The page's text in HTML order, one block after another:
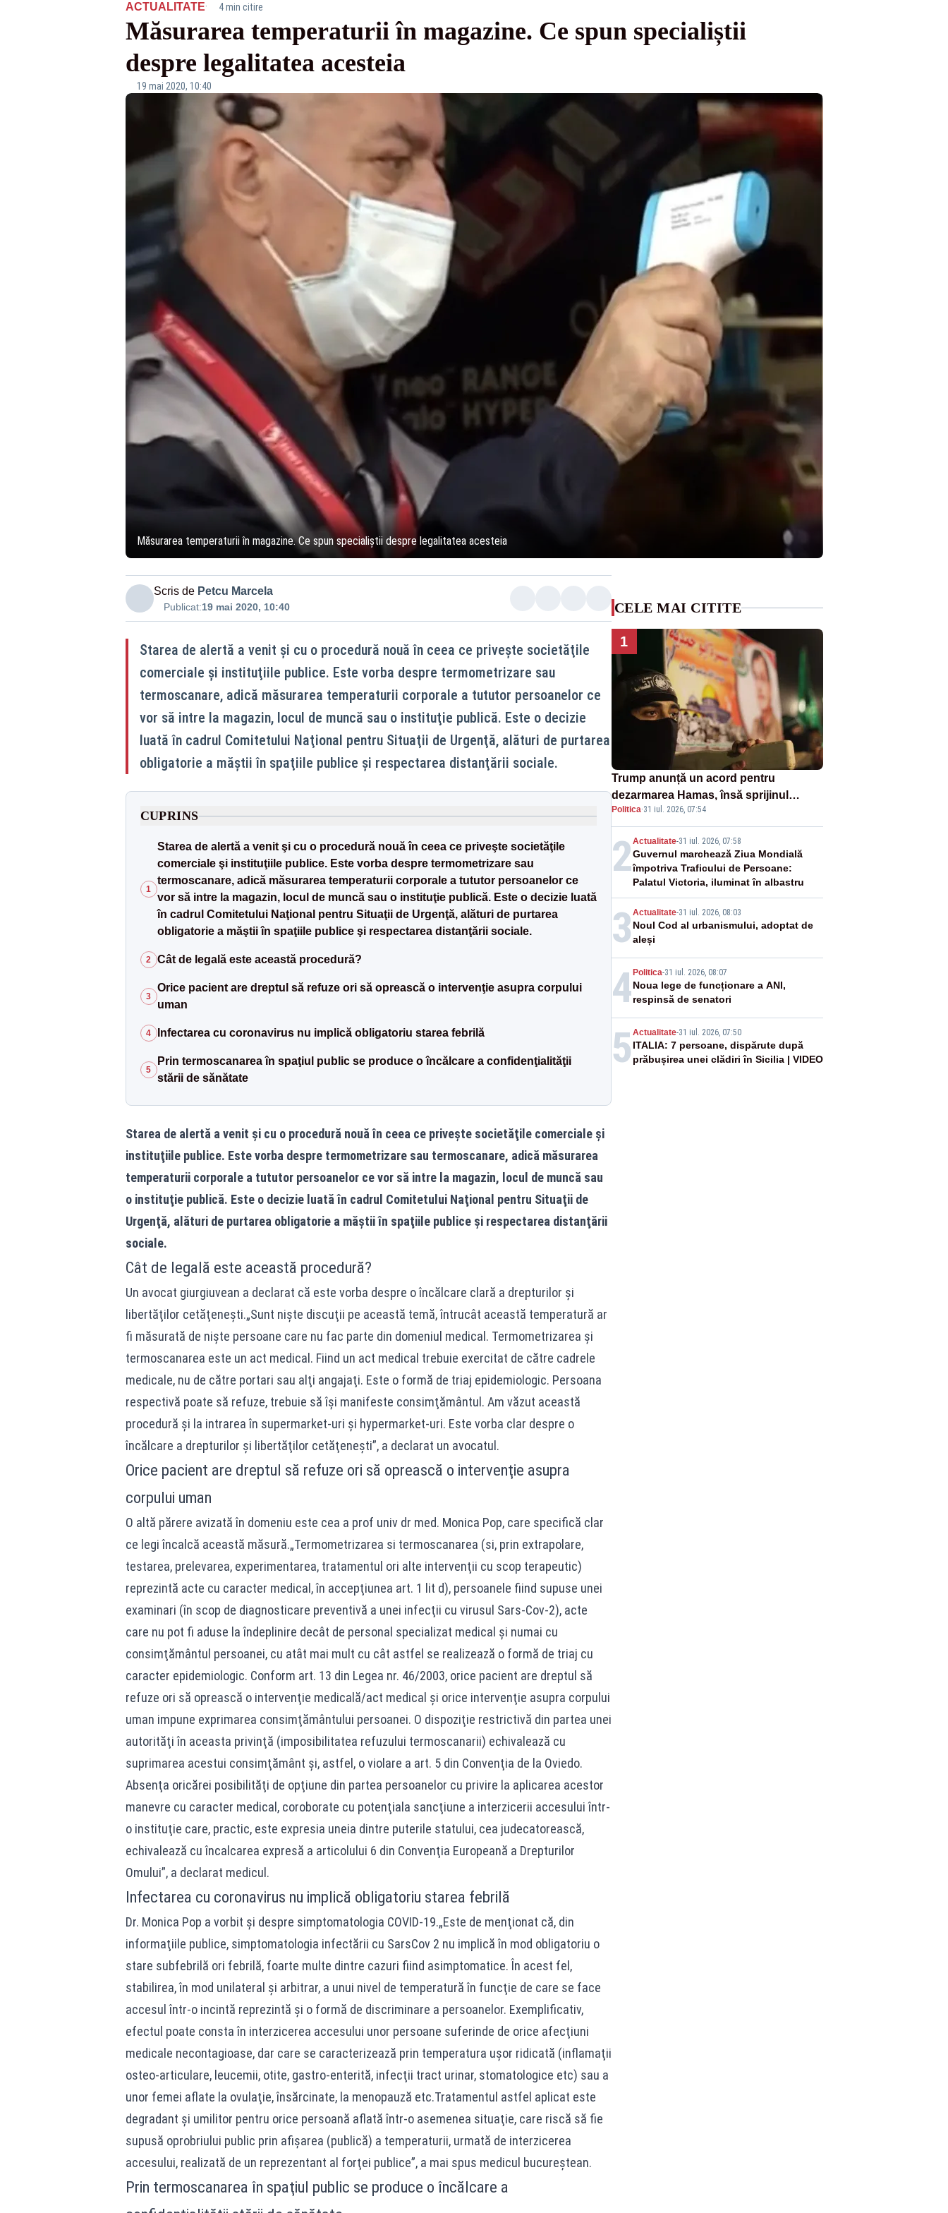
ACTUALITATE· 4 min citire
Măsurarea temperaturii în magazine. Ce spun specialiștii
despre legalitatea acesteia
19 mai 2020, 10:40
Măsurarea temperaturii în magazine. Ce spun specialiștii despre legalitatea acesteia
Scris de Petcu Marcela
Publicat:19 mai 2020, 10:40
Starea de alertă a venit şi cu o procedură nouă în ceea ce priveşte societăţile
comerciale şi instituţiile publice. Este vorba despre termometrizare sau
termoscanare, adică măsurarea temperaturii corporale a tututor persoanelor ce
vor să intre la magazin, locul de muncă sau o instituţie publică. Este o decizie
luată în cadrul Comitetului Naţional pentru Situaţii de Urgenţă, alături de purtarea
obligatorie a măştii în spaţiile publice şi respectarea distanţării sociale.
CUPRINS
1
Starea de alertă a venit şi cu o procedură nouă în ceea ce priveşte societăţile
comerciale şi instituţiile publice. Este vorba despre termometrizare sau
termoscanare, adică măsurarea temperaturii corporale a tututor persoanelor ce
vor să intre la magazin, locul de muncă sau o instituţie publică. Este o decizie luată
în cadrul Comitetului Naţional pentru Situaţii de Urgenţă, alături de purtarea
obligatorie a măştii în spaţiile publice şi respectarea distanţării sociale.
2 Cât de legală este această procedură?
3
Orice pacient are dreptul să refuze ori să oprească o intervenţie asupra corpului
uman
4 Infectarea cu coronavirus nu implică obligatoriu starea febrilă
5
Prin termoscanarea în spaţiul public se produce o încălcare a confidenţialităţii
stării de sănătate
Starea de alertă a venit şi cu o procedură nouă în ceea ce priveşte societăţile comerciale şi
instituţiile publice. Este vorba despre termometrizare sau termoscanare, adică măsurarea
temperaturii corporale a tututor persoanelor ce vor să intre la magazin, locul de muncă sau
o instituţie publică. Este o decizie luată în cadrul Comitetului Naţional pentru Situaţii de
Urgenţă, alături de purtarea obligatorie a măştii în spaţiile publice şi respectarea distanţării
sociale.
Cât de legală este această procedură?
Un avocat giurgiuvean a declarat că este vorba despre o încălcare clară a drepturilor şi
libertăţilor cetăţeneşti.„Sunt nişte discuţii pe această temă, întrucât această temperatură ar
fi măsurată de nişte persoane care nu fac parte din domeniul medical. Termometrizarea şi
termoscanarea este un act medical. Fiind un act medical trebuie exercitat de către cadrele
medicale, nu de către portari sau alţi angajaţi. Este o formă de triaj epidemiologic. Persoana
respectivă poate să refuze, trebuie să îşi manifeste consimţământul. Am văzut această
procedură şi la intrarea în supermarket-uri şi hypermarket-uri. Este vorba clar despre o
încălcare a drepturilor şi libertăţilor cetăţeneşti”, a declarat un avocatul.
Orice pacient are dreptul să refuze ori să oprească o intervenţie asupra
corpului uman
O altă părere avizată în domeniu este cea a prof univ dr med. Monica Pop, care specifică clar
ce legi încalcă această măsură.„Termometrizarea si termoscanarea (si, prin extrapolare,
testarea, prelevarea, experimentarea, tratamentul ori alte intervenţii cu scop terapeutic)
reprezintă acte cu caracter medical, în accepţiunea art. 1 lit d), persoanele fiind supuse unei
examinari (în scop de diagnosticare preventivă a unei infecţii cu virusul Sars-Cov-2), acte
care nu pot fi aduse la îndeplinire decât de personal specializat medical şi numai cu
consimţământul persoanei, cu atât mai mult cu cât astfel se realizează o formă de triaj cu
caracter epidemiologic. Conform art. 13 din Legea nr. 46/2003, orice pacient are dreptul să
refuze ori să oprească o intervenţie medicală/act medical şi orice intervenţie asupra corpului
uman impune exprimarea consimţământului persoanei. O dispoziţie restrictivă din partea unei
autorităţi în aceasta privinţă (imposibilitatea refuzului termoscanarii) echivalează cu
suprimarea acestui consimţământ şi, astfel, o violare a art. 5 din Convenţia de la Oviedo.
Absenţa oricărei posibilităţi de opţiune din partea persoanelor cu privire la aplicarea acestor
manevre cu caracter medical, coroborate cu potenţiala sancţiune a interzicerii accesului într-
o instituţie care, practic, este expresia uneia dintre puterile statului, cea judecatorească,
echivalează cu încalcarea expresă a articolului 6 din Convenţia Europeană a Drepturilor
Omului”, a declarat medicul.
Infectarea cu coronavirus nu implică obligatoriu starea febrilă
Dr. Monica Pop a vorbit şi despre simptomatologia COVID-19.„Este de menţionat că, din
informaţiile publice, simptomatologia infectării cu SarsCov 2 nu implică în mod obligatoriu o
stare subfebrilă ori febrilă, foarte multe dintre cazuri fiind asimptomatice. În acest fel,
stabilirea, în mod unilateral şi arbitrar, a unui nivel de temperatură în funcţie de care se face
accesul într-o incintă reprezintă şi o formă de discriminare a persoanelor. Exemplificativ,
efectul poate consta în interzicerea accesului unor persoane suferinde de orice afecţiuni
medicale necontagioase, dar care se caracterizează prin temperatura uşor ridicată (inflamaţii
osteo-articulare, leucemii, otite, gastro-enterită, infecţii tract urinar, stomatologice etc) sau a
unor femei aflate la ovulaţie, însărcinate, la menopauză etc.Tratamentul astfel aplicat este
degradant şi umilitor pentru orice persoană aflată într-o asemenea situaţie, care riscă să fie
supusă oprobriului public prin afişarea (publică) a temperaturii, urmată de interzicerea
accesului, realizată de un reprezentant al forţei publice”, a mai spus medicul bucureştean.
Prin termoscanarea în spaţiul public se produce o încălcare a
CELE MAI CITITE
1
Trump anunță un acord pentru
dezarmarea Hamas, însă sprijinul
Israelului rămâne incert
Politica·31 iul. 2026, 07:54
2Actualitate-31 iul. 2026, 07:58
Guvernul marchează Ziua Mondială
împotriva Traficului de Persoane:
Palatul Victoria, iluminat în albastru
3 Actualitate-31 iul. 2026, 08:03
Noul Cod al urbanismului, adoptat de
aleși
4 Politica-31 iul. 2026, 08:07
Noua lege de funcționare a ANI,
respinsă de senatori
5 Actualitate-31 iul. 2026, 07:50
ITALIA: 7 persoane, dispărute după
prăbușirea unei clădiri în Sicilia | VIDEO